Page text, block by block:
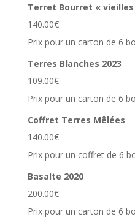
Terret Bourret « vieilles
140.00€
Prix pour un carton de 6
Terres Blanches 2023
109.00€
Prix pour un carton de 6
Coffret Terres Mêlées
140.00€
Prix pour un coffret de 6
Basalte 2020
200.00€
Prix pour un carton de 6